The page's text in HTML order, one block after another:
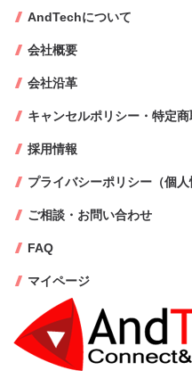
AndTechについて
会社概要
会社沿革
キャンセルポリシー・特定
採用情報
プライバシーポリシー（個人
ご相談・お問い合わせ
FAQ
マイページ